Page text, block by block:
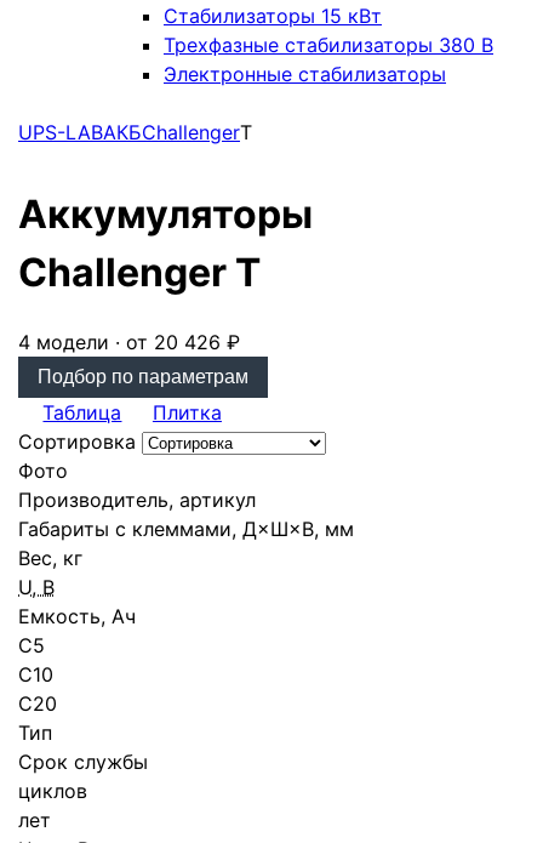
Стабилизаторы 15 кВт
Трехфазные стабилизаторы 380 В
Электронные стабилизаторы
UPS-LABАКБChallengerT
Аккумуляторы
Challenger T
4 модели · от 20 426 ₽
Подбор по параметрам
Таблица
Плитка
Сортировка
Фото
Производитель, артикул
Габариты с клеммами, Д×Ш×В, мм
Вес, кг
U, В
Емкость, Ач
С5
C10
C20
Тип
Срок службы
циклов
лет